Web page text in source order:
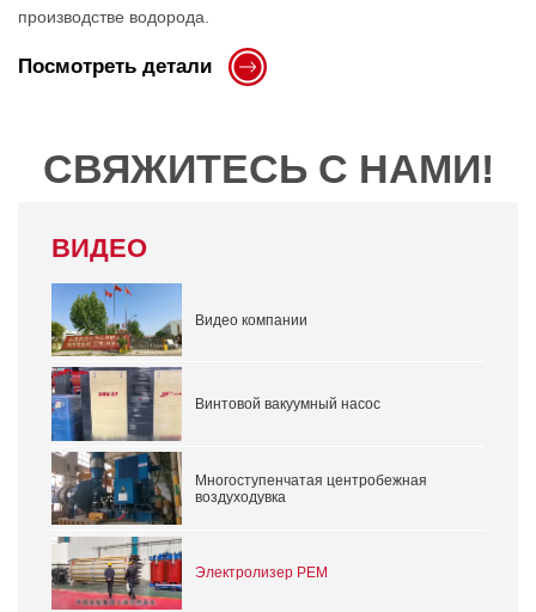
производстве водорода.
Посмотреть детали
СВЯЖИТЕСЬ С НАМИ!
ВИДЕО
Видео компании
Винтовой вакуумный насос
Многоступенчатая центробежная
воздуходувка
Электролизер PEM